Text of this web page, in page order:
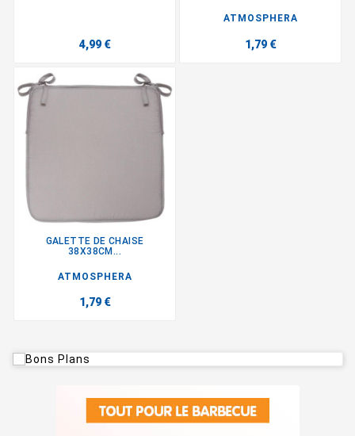
4,99 €
ATMOSPHERA
1,79 €
GALETTE DE CHAISE
38X38CM...
ATMOSPHERA
1,79 €